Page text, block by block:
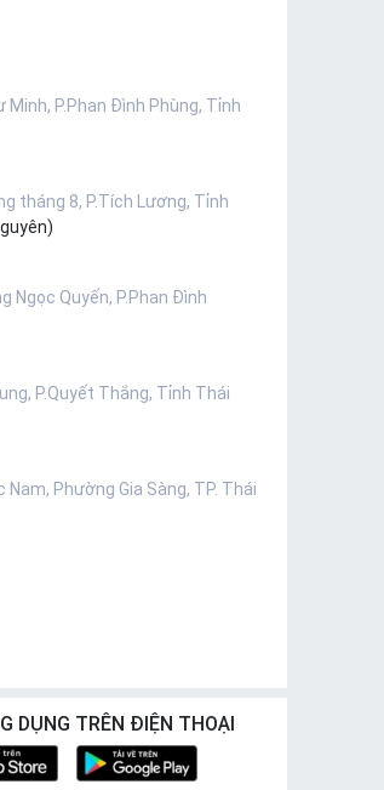
Minh, P.Phan Đình Phùng, Tỉnh
tháng 8, P.Tích Lương, Tỉnh
Ngọc Quyến, P.Phan Đình
P.Quyết Thắng, Tỉnh Thái
Phường Gia Sàng, TP. Thái
DỤNG TRÊN ĐIỆN THOẠI